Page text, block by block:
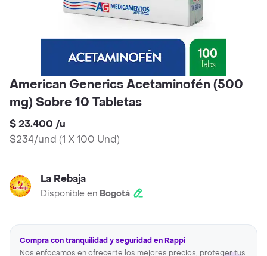
American Generics Acetaminofén (500
mg) Sobre 10 Tabletas
$ 23.400 /u
$234/und (1 X 100 Und)
La Rebaja
Disponible en Bogotá
Compra con tranquilidad y seguridad en Rappi
Nos enfocamos en ofrecerte los mejores precios, proteger tus